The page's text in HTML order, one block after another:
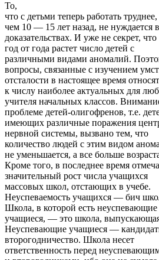
То,
что с детьми теперь работать труднее,
чем 10 — 15 лет назад, не нуждается в
доказательствах. И уже не секрет, что
год от года растет число детей с
различными видами аномалий.
вопросы, связанные с изучением
отсталости в настоящее время
к числу наиболее актуальных для
учителя начальных классов.
проблеме детей-олигофренов, т.е.
имеющих различные поражения
нервной системы, вызвано тем, что
количество людей с этим видом
не уменьшается, а все больше
Кроме того, в последнее время
значительный рост числа учащихся
массовых школ, отстающих в учебе.
Неуспеваемость учащихся — бич
Школа, в которой есть неуспевающие
учащиеся, — это школа,
Неуспевающие учащиеся —
второгодничество. Школа несет
ответственность перед